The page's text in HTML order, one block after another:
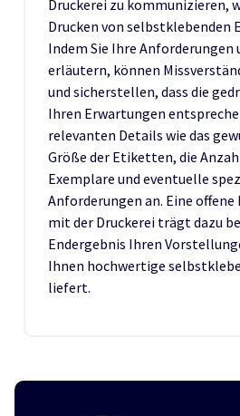
Druckerei zu kommunizieren,
Drucken von selbstklebenden
Indem Sie Ihre Anforderungen
erläutern, können
und sicherstellen, dass die
Ihren Erwartungen
relevanten Details wie das
Größe der Etiketten, die
Exemplare und eventuelle
Anforderungen an. Eine
mit der Druckerei trägt dazu
Endergebnis Ihren
Ihnen hochwertige
liefert.